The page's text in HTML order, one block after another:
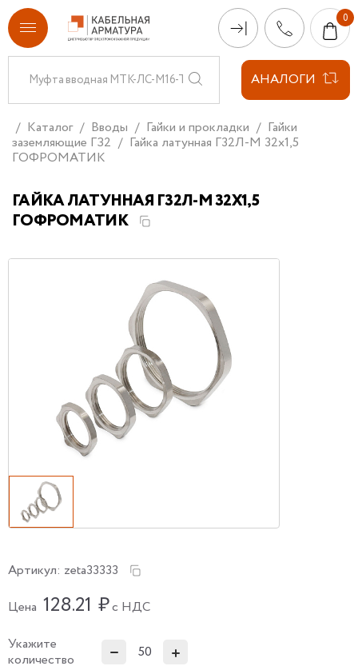
АНАЛОГИ
Каталог Вводы Гайки и прокладки
Гайки
заземляющие ГЗ2
Гайка латунная Г32Л-М 32х1,5
ГОФРОМАТИК
ГАЙКА ЛАТУННАЯ Г32Л-М 32Х1,5
ГОФРОМАТИК
Артикул: zeta33333
Цена 128.21 ₽с НДС
Укажите
количество